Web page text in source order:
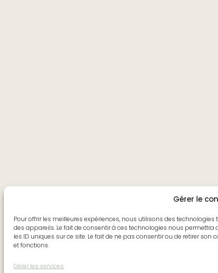
Gérer le
Pour offrir les meilleures expériences, nous utilisons des
des appareils. Le fait de consentir à ces technologies nous
les ID uniques sur ce site. Le fait de ne pas consentir ou de retirer
et fonctions.
Gérer les services